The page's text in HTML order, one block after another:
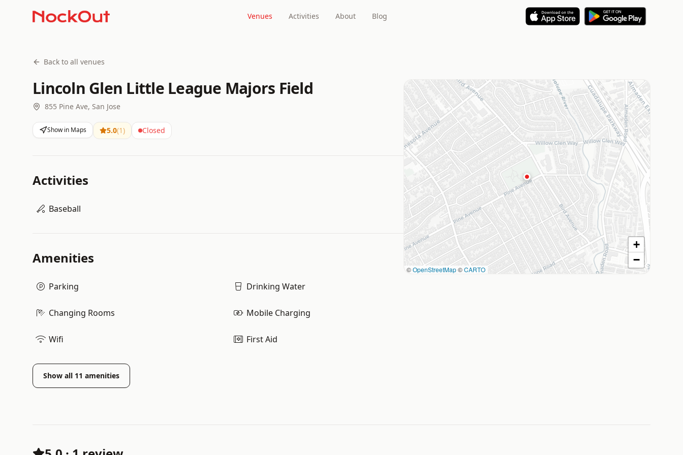
Venues Activities About Blog
Back to all venues
Lincoln Glen Little League Majors Field
855 Pine Ave, San Jose
Show in Maps 5.0(1) Closed
Activities
Baseball
Amenities
Parking Drinking Water
Changing Rooms Mobile Charging
Wifi First Aid
Show all 11 amenities
©OpenStreetMap©CARTO
+
−